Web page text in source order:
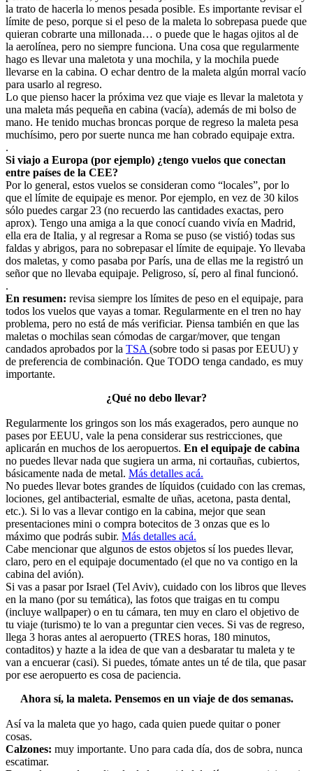
la trato de hacerla lo menos pesada posible. Es importante revisar el
límite de peso, porque si el peso de la maleta lo sobrepasa puede que
quieran cobrarte una millonada… o puede que le hagas ojitos al de
la aerolínea, pero no siempre funciona. Una cosa que regularmente
hago es llevar una maletota y una mochila, y la mochila puede
llevarse en la cabina. O echar dentro de la maleta algún morral vacío
para usarlo al regreso.
Lo que pienso hacer la próxima vez que viaje es llevar la maletota y
una maleta más pequeña en cabina (vacía), además de mi bolso de
mano. He tenido muchas broncas porque de regreso la maleta pesa
muchísimo, pero por suerte nunca me han cobrado equipaje extra.
.
Si viajo a Europa (por ejemplo) ¿tengo vuelos que conectan
entre países de la CEE?
Por lo general, estos vuelos se consideran como “locales”, por lo
que el límite de equipaje es menor. Por ejemplo, en vez de 30 kilos
sólo puedes cargar 23 (no recuerdo las cantidades exactas, pero
aprox). Tengo una amiga a la que conocí cuando vivía en Madrid,
ella era de Italia, y al regresar a Roma se puso (se vistió) todas sus
faldas y abrigos, para no sobrepasar el límite de equipaje. Yo llevaba
dos maletas, y como pasaba por París, una de ellas me la registró un
señor que no llevaba equipaje. Peligroso, sí, pero al final funcionó.
.
En resumen: revisa siempre los límites de peso en el equipaje, para
todos los vuelos que vayas a tomar. Regularmente en el tren no hay
problema, pero no está de más verificiar. Piensa también en que las
maletas o mochilas sean cómodas de cargar/mover, que tengan
candados aprobados por la TSA (sobre todo si pasas por EEUU) y
de preferencia de combinación. Que TODO tenga candado, es muy
importante.
¿Qué no debo llevar?
Regularmente los gringos son los más exagerados, pero aunque no
pases por EEUU, vale la pena considerar sus restricciones, que
aplicarán en muchos de los aeropuertos. En el equipaje de cabina
no puedes llevar nada que sugiera un arma, ni cortauñas, cubiertos,
básicamente nada de metal. Más detalles acá.
No puedes llevar botes grandes de líquidos (cuidado con las cremas,
lociones, gel antibacterial, esmalte de uñas, acetona, pasta dental,
etc.). Si lo vas a llevar contigo en la cabina, mejor que sean
presentaciones mini o compra botecitos de 3 onzas que es lo
máximo que podrás subir. Más detalles acá.
Cabe mencionar que algunos de estos objetos sí los puedes llevar,
claro, pero en el equipaje documentado (el que no va contigo en la
cabina del avión).
Si vas a pasar por Israel (Tel Aviv), cuidado con los libros que lleves
en la mano (por su temática), las fotos que traigas en tu compu
(incluye wallpaper) o en tu cámara, ten muy en claro el objetivo de
tu viaje (turismo) te lo van a preguntar cien veces. Si vas de regreso,
llega 3 horas antes al aeropuerto (TRES horas, 180 minutos,
contaditos) y hazte a la idea de que van a desbaratar tu maleta y te
van a encuerar (casi). Si puedes, tómate antes un té de tila, que pasar
por ese aeropuerto es cosa de paciencia.
Ahora sí, la maleta. Pensemos en un viaje de dos semanas.
Así va la maleta que yo hago, cada quien puede quitar o poner
cosas.
Calzones: muy importante. Uno para cada día, dos de sobra, nunca
escatimar.